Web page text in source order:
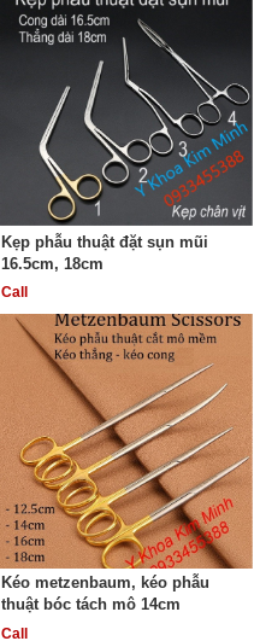
Kẹp phẫu thuật đặt sụn mũi
16.5cm, 18cm
Call
Kéo metzenbaum, kéo phẫu
thuật bóc tách mô 14cm
Call